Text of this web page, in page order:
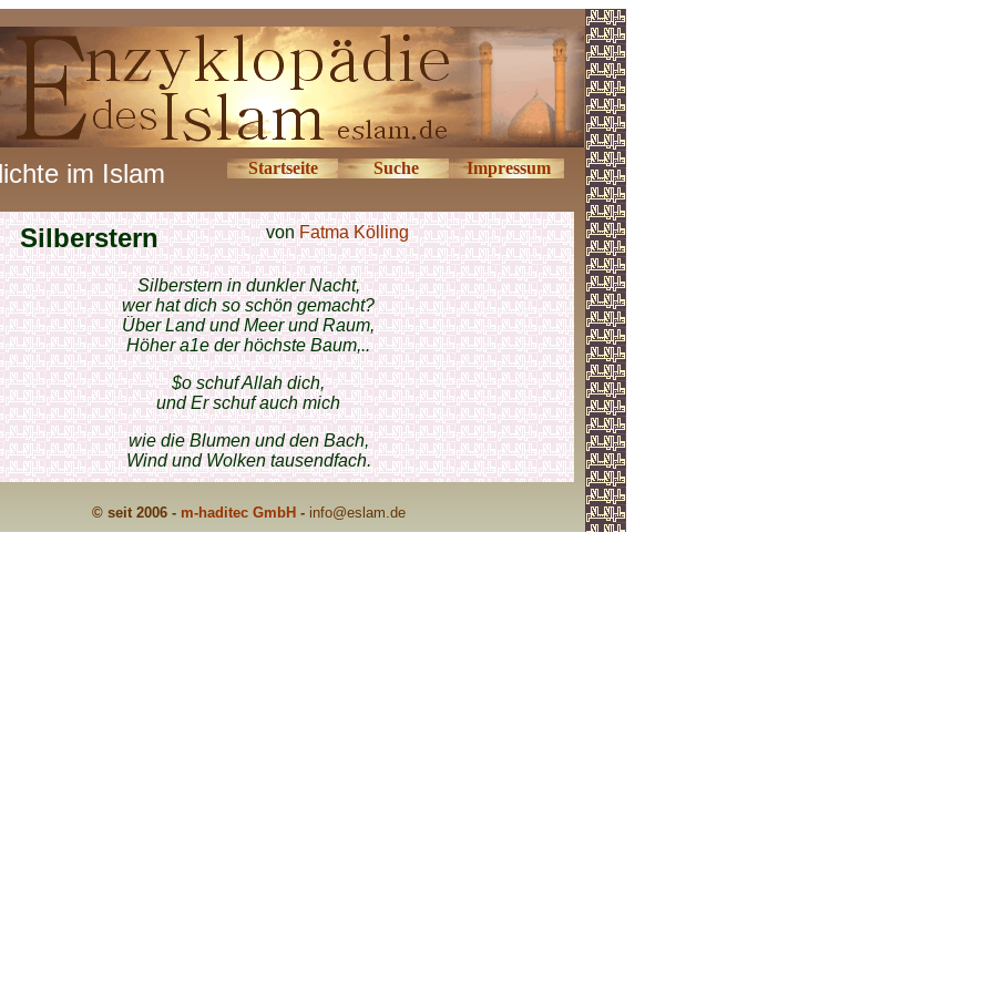
im Islam Startseite Suche Impressum
Silberstern vonFatma Kölling
Silberstern in dunkler Nacht,
wer hat dich so schön gemacht?
Über Land und Meer und Raum,
Höher a1e der höchste Baum,..
$o schuf Allah dich,
und Er schuf auch mich
wie die Blumen und den Bach,
Wind und Wolken tausendfach.
© seit 2006 - m-haditec GmbH - info@eslam.de